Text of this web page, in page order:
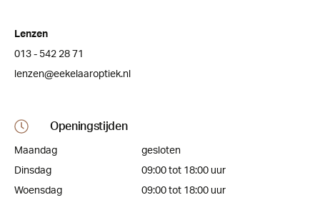
Lenzen
013 - 542 28 71
lenzen@eekelaaroptiek.nl
Openingstijden
Maandag
gesloten
Dinsdag
09:00 tot 18:00 uur
Woensdag
09:00 tot 18:00 uur